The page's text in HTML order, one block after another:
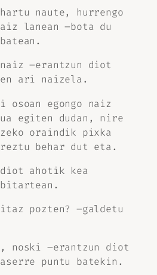
naute, hurrengo
lanean –bota du
–erantzun diot
ari naizela.
egongo naiz
egiten dudan, nire
oraindik pixka
behar dut eta.
ahotik kea
bitartean.
pozten? –galdetu
noski –erantzun diot
puntu batekin.